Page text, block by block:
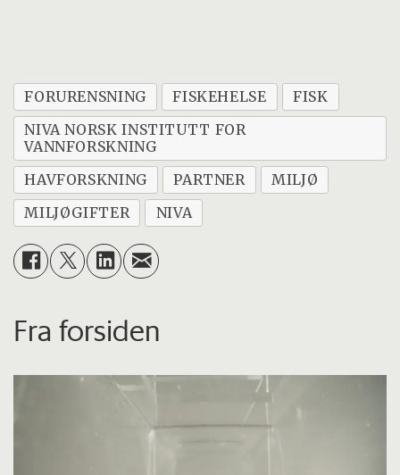
FORURENSNING FISKEHELSE
FISK
NIVA NORSK INSTITUTT FOR
VANNFORSKNING
HAVFORSKNING
PARTNER
MILJØ
MILJØGIFTER
NIVA
Fra forsiden